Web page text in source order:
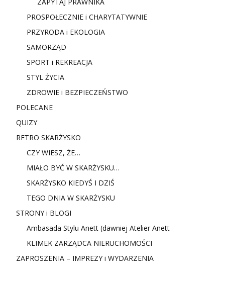
PROSPOŁECZNIE i CHARYTATYWNIE
PRZYRODA i EKOLOGIA
SAMORZĄD
SPORT i REKREACJA
STYL ŻYCIA
ZDROWIE i BEZPIECZEŃSTWO
POLECANE
QUIZY
RETRO SKARŻYSKO
CZY WIESZ, ŻE…
MIAŁO BYĆ W SKARŻYSKU…
SKARŻYSKO KIEDYŚ I DZIŚ
TEGO DNIA W SKARŻYSKU
STRONY i BLOGI
Ambasada Stylu Anett (dawniej Atelier Anett
KLIMEK ZARZĄDCA NIERUCHOMOŚCI
ZAPROSZENIA – IMPREZY i WYDARZENIA